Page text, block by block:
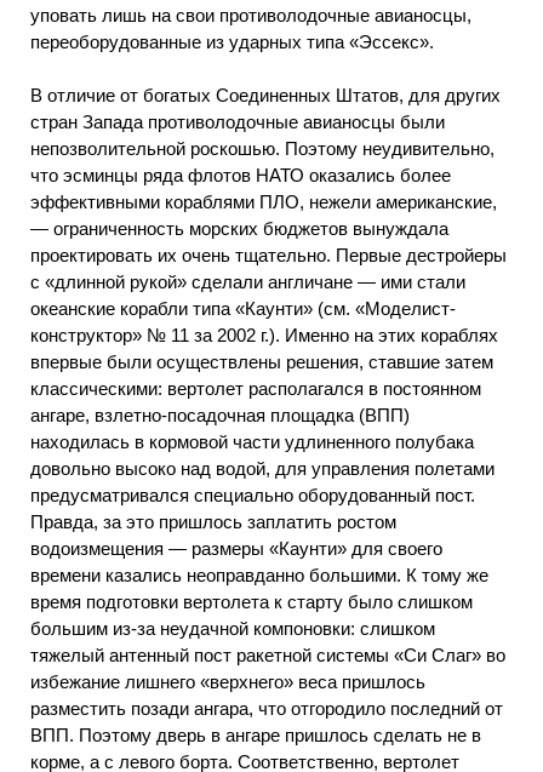
уповать лишь на свои противолодочные авианосцы,
переоборудованные из ударных типа «Эссекс».
В отличие от богатых Соединенных Штатов, для других
стран Запада противолодочные авианосцы были
непозволительной роскошью. Поэтому неудивительно,
что эсминцы ряда флотов НАТО оказались более
эффективными кораблями ПЛО, нежели американские,
— ограниченность морских бюджетов вынуждала
проектировать их очень тщательно. Первые дестройеры
с «длинной рукой» сделали англичане — ими стали
океанские корабли типа «Каунти» (см. «Моделист-
конструктор» № 11 за 2002 г.). Именно на этих кораблях
впервые были осуществлены решения, ставшие затем
классическими: вертолет располагался в постоянном
ангаре, взлетно-посадочная площадка (ВПП)
находилась в кормовой части удлиненного полубака
довольно высоко над водой, для управления полетами
предусматривался специально оборудованный пост.
Правда, за это пришлось заплатить ростом
водоизмещения — размеры «Каунти» для своего
времени казались неоправданно большими. К тому же
время подготовки вертолета к старту было слишком
большим из-за неудачной компоновки: слишком
тяжелый антенный пост ракетной системы «Си Слаг» во
избежание лишнего «верхнего» веса пришлось
разместить позади ангара, что отгородило последний от
ВПП. Поэтому дверь в ангаре пришлось сделать не в
корме, а с левого борта. Соответственно, вертолет